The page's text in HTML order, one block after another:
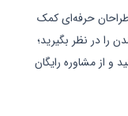
طراحان حرفه‌ای کمک
را در نظر بگیرید؛
و از مشاوره رایگان